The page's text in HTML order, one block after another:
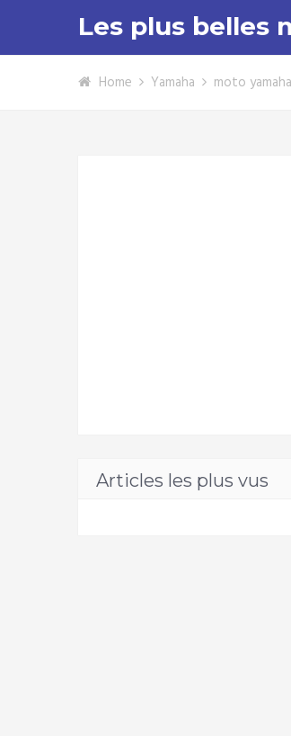
Les plus belles
Home Yamaha moto
Articles les plus vus